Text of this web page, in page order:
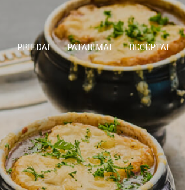
PRIEDAI PATARIMAI RECEPTAI